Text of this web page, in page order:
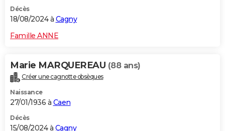
Décès
18/08/2024 à Cagny
Famille ANNE
Marie MARQUEREAU (88 ans)
Créer une cagnotte obsèques
Naissance
27/01/1936 à Caen
Décès
15/08/2024 à Cagny